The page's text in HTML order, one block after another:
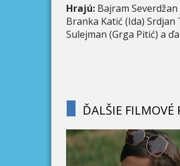
Hrajú: Bajram
Branka Katić (Ida)
Sulejman (Grga Pitić) a
ĎALŠIE FILMOVÉ